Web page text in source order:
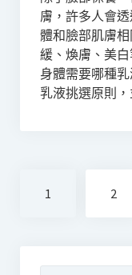
膚，許多人會
體和臉部肌膚
緩、煥膚、美
身體需要哪種
乳液挑選原則
1 2